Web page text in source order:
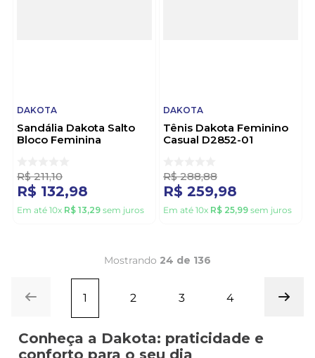
DAKOTA
Sandália Dakota Salto
Bloco Feminina
R$ 211,10
R$ 132,98
Em até 10x R$ 13,29 sem juros
DAKOTA
Tênis Dakota Feminino
Casual D2852-01
R$ 288,88
R$ 259,98
Em até 10x R$ 25,99 sem juros
Mostrando 24 de 136
1 2 3 4
Conheça a Dakota: praticidade e
conforto para o seu dia